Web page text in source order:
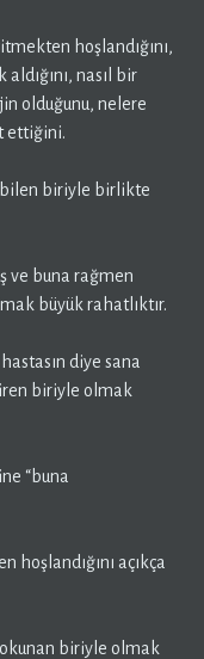
hoşlandığını,
nasıl bir
olduğunu, nelere
ettiğini.
biriyle birlikte
ve buna rağmen
büyük rahatlıktır.
diye sana
biriyle olmak
“buna
hoşlandığını açıkça
biriyle olmak